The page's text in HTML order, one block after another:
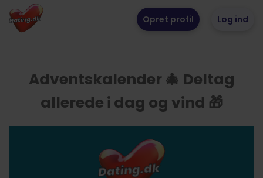
Opret profil Log ind
Adventskalender 🎄 Deltag
allerede i dag og vind 🎁